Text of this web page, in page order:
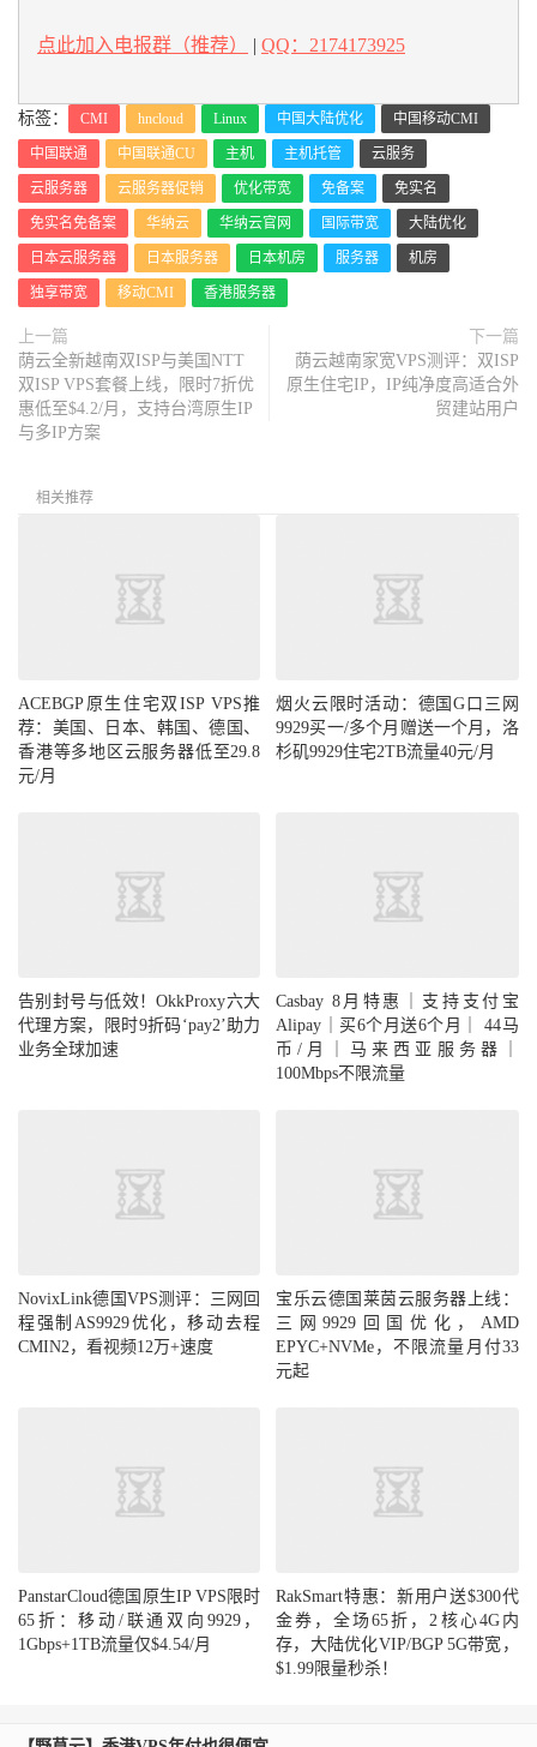
点此加入电报群（推荐） | QQ：2174173925
标签： CMI hncloud Linux 中国大陆优化 中国移动CMI
中国联通 中国联通CU 主机 主机托管 云服务
云服务器 云服务器促销 优化带宽 免备案 免实名
免实名免备案 华纳云 华纳云官网 国际带宽 大陆优化
日本云服务器 日本服务器 日本机房 服务器 机房
独享带宽 移动CMI 香港服务器
上一篇
荫云全新越南双ISP与美国NTT
双ISP VPS套餐上线，限时7折优
惠低至$4.2/月，支持台湾原生IP
与多IP方案
下一篇
荫云越南家宽VPS测评：双ISP
原生住宅IP，IP纯净度高适合外
贸建站用户
相关推荐
ACEBGP原生住宅双ISP VPS推
荐：美国、日本、韩国、德国、
香港等多地区云服务器低至29.8
元/月
烟火云限时活动：德国G口三网
9929买一/多个月赠送一个月，洛
杉矶9929住宅2TB流量40元/月
告别封号与低效！OkkProxy六大
代理方案，限时9折码‘pay2’助力
业务全球加速
Casbay 8月特惠｜支持支付宝
Alipay｜买6个月送6个月｜ 44马
币/月｜马来西亚服务器｜
100Mbps不限流量
NovixLink德国VPS测评：三网回
程强制AS9929优化，移动去程
CMIN2，看视频12万+速度
宝乐云德国莱茵云服务器上线：
三网9929回国优化，AMD
EPYC+NVMe，不限流量月付33
元起
PanstarCloud德国原生IP VPS限时
65折：移动/联通双向9929，
1Gbps+1TB流量仅$4.54/月
RakSmart特惠：新用户送$300代
金券，全场65折，2核心4G内
存，大陆优化VIP/BGP 5G带宽，
$1.99限量秒杀！